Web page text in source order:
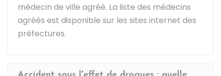
médecin de ville agréé. La liste des médecins
agréés est disponible sur les sites internet des
préfectures.